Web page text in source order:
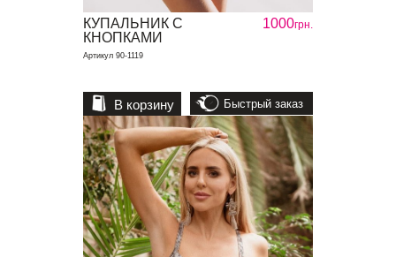
1000грн.
КУПАЛЬНИК С
КНОПКАМИ
Артикул 90-1119
В корзину Быстрый заказ